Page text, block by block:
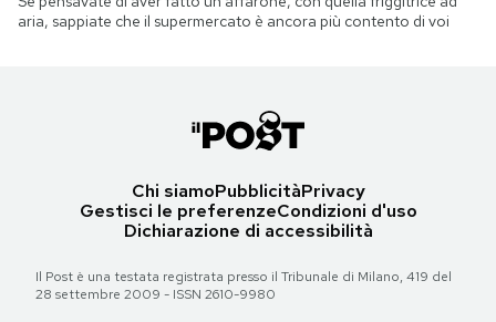
aria, sappiate che il supermercato è ancora più contento di voi
Chi siamoPubblicitàPrivacy
Gestisci le preferenzeCondizioni d'uso
Dichiarazione di accessibilità
Il Post è una testata registrata presso il Tribunale di Milano, 419 del
28 settembre 2009 - ISSN 2610-9980